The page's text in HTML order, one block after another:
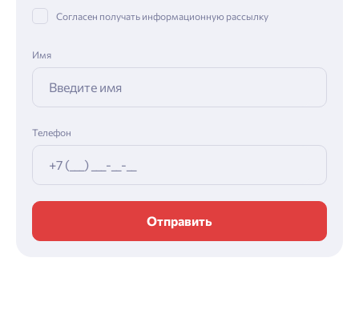
Согласен получать информационную рассылку
Имя
Телефон
Отправить